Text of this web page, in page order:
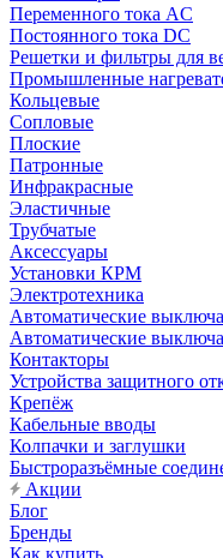
Переменного тока AC
Постоянного тока DC
Решетки и фильтры для
Промышленные
Кольцевые
Сопловые
Плоские
Патронные
Инфракрасные
Эластичные
Трубчатые
Аксессуары
Установки КРМ
Электротехника
Автоматические
Автоматические
Контакторы
Устройства защитного
Крепёж
Кабельные вводы
Колпачки и заглушки
Быстроразъёмные
Акции
Блог
Бренды
Как купить